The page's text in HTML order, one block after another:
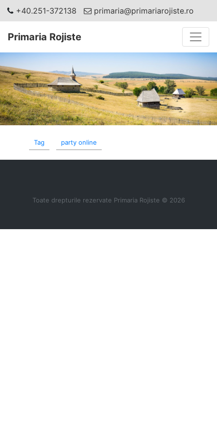
+40.251-372138 primaria@primariarojiste.ro
Primaria Rojiste
Tag party online
Toate drepturile rezervate Primaria Rojiste © 2026